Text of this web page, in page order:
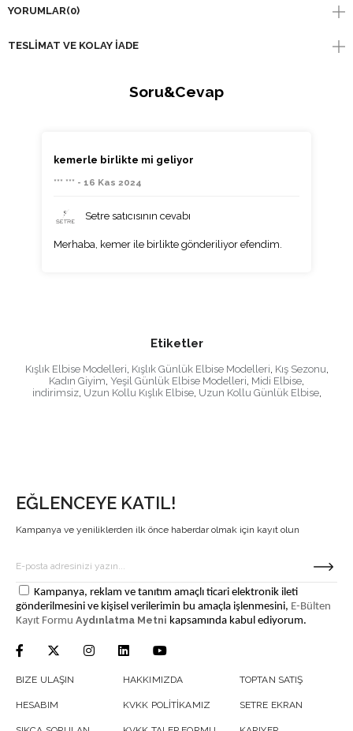
YORUMLAR(0)
TESLIMAT VE KOLAY İADE
Soru&Cevap
kemerle birlikte mi geliyor
*** *** - 16 Kas 2024
Setre satıcısının cevabı
Merhaba, kemer ile birlikte gönderiliyor efendim.
Etiketler
Kışlık Elbise Modelleri Kışlık Günlük Elbise Modelleri Kış Sezonu
Kadın Giyim Yeşil Günlük Elbise Modelleri Midi Elbise
indirimsiz, Uzun Kollu Kışlık Elbise, Uzun Kollu Günlük Elbise,
EĞLENCEYE KATIL!
Kampanya ve yeniliklerden ilk önce haberdar olmak için kayıt olun
Kampanya, reklam ve tanıtım amaçlı ticari elektronik ileti
gönderilmesini ve kişisel verilerimin bu amaçla işlenmesini, E-Bülten
Kayıt Formu Aydınlatma Metni kapsamında kabul ediyorum.
BIZE ULAŞIN
HESABIM
HAKKIMIZDA
KVKK POLİTİKAMIZ
TOPTAN SATIŞ
SETRE EKRAN